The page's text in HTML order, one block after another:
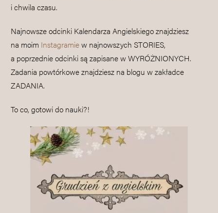
i chwila czasu.
Najnowsze odcinki Kalendarza Angielskiego znajdziesz
na moim Instagramiew najnowszych STORIES,
a poprzednie odcinki są zapisane w WYRÓŻNIONYCH.
Zadania powtórkowe znajdziesz na blogu w zakładce
ZADANIA.
To co, gotowi do nauki?!